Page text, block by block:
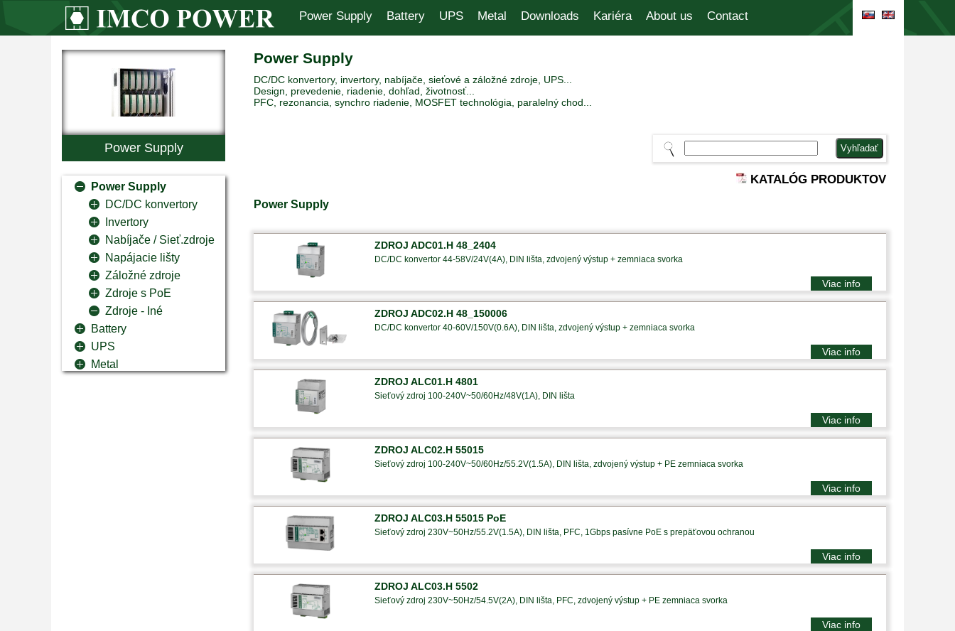
Power Supply Battery UPS Metal Downloads Kariéra About us Contact
Power Supply
Power Supply
DC/DC konvertory
Invertory
Nabíjače / Sieť.zdroje
Napájacie lišty
Záložné zdroje
Zdroje s PoE
Zdroje - Iné
Battery
UPS
Metal
Power Supply
DC/DC konvertory, invertory, nabíjače, sieťové a záložné zdroje, UPS...
Design, prevedenie, riadenie, dohľad, životnosť...
PFC, rezonancia, synchro riadenie, MOSFET technológia, paralelný chod...
KATALÓG PRODUKTOV
Power Supply
ZDROJ ADC01.H 48_2404
DC/DC konvertor 44-58V/24V(4A), DIN lišta, zdvojený výstup + zemniaca svorka
Viac info
ZDROJ ADC02.H 48_150006
DC/DC konvertor 40-60V/150V(0.6A), DIN lišta, zdvojený výstup + zemniaca svorka
Viac info
ZDROJ ALC01.H 4801
Sieťový zdroj 100-240V~50/60Hz/48V(1A), DIN lišta
Viac info
ZDROJ ALC02.H 55015
Sieťový zdroj 100-240V~50/60Hz/55.2V(1.5A), DIN lišta, zdvojený výstup + PE zemniaca svorka
Viac info
ZDROJ ALC03.H 55015 PoE
Sieťový zdroj 230V~50Hz/55.2V(1.5A), DIN lišta, PFC, 1Gbps pasívne PoE s prepäťovou ochranou
Viac info
ZDROJ ALC03.H 5502
Sieťový zdroj 230V~50Hz/54.5V(2A), DIN lišta, PFC, zdvojený výstup + PE zemniaca svorka
Viac info